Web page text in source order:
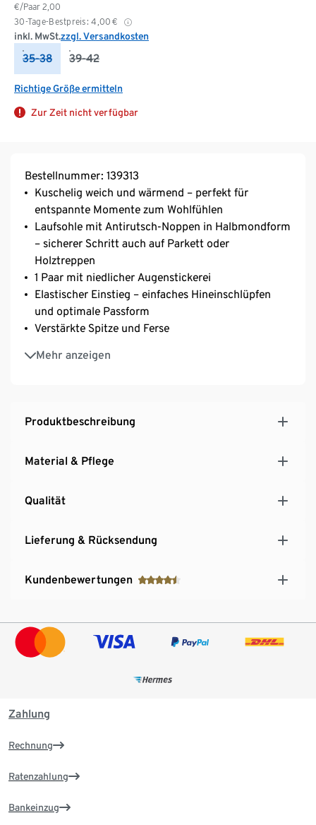
€/Paar 2,00
30-Tage-Bestpreis: 4,00 €
inkl. MwSt.zzgl. Versandkosten
35-38 39-42
Richtige Größe ermitteln
Zur Zeit nicht verfügbar
Bestellnummer: 139313
Kuschelig weich und wärmend – perfekt für
entspannte Momente zum Wohlfühlen
Laufsohle mit Antirutsch-Noppen in Halbmondform
– sicherer Schritt auch auf Parkett oder
Holztreppen
1 Paar mit niedlicher Augenstickerei
Elastischer Einstieg – einfaches Hineinschlüpfen
und optimale Passform
Verstärkte Spitze und Ferse
Mehr anzeigen
Flache Zehennaht
Mit Elasthan: formbeständig, perfekter Sitz, hoher
Produktbeschreibung
Material & Pflege
Qualität
Lieferung & Rücksendung
Kundenbewertungen
Zahlung
Rechnung
Ratenzahlung
Bankeinzug